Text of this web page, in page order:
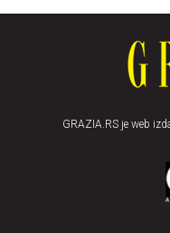
GRAZIA.RS je web